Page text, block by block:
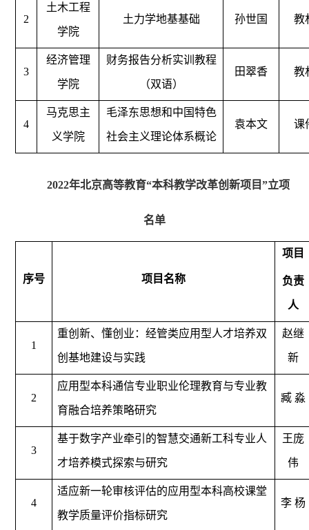
2
土木工程
学院
土力学地基基础 孙世国 教
3
经济管理
学院
财务报告分析实训教程
（双语）
田翠香 教
4
马克思主
义学院
毛泽东思想和中国特色
社会主义理论体系概论
袁本文 课
2022年北京高等教育“本科教学改革创新项目”立项
名单
序号 项目名称
项目
负责
人
1
重创新、懂创业：经管类应用型人才培养双
创基地建设与实践
赵继
新
2
应用型本科通信专业职业伦理教育与专业教
育融合培养策略研究
臧 淼
3
基于数字产业牵引的智慧交通新工科专业人
才培养模式探索与研究
王庞
伟
4
适应新一轮审核评估的应用型本科高校课堂
教学质量评价指标研究
李 杨